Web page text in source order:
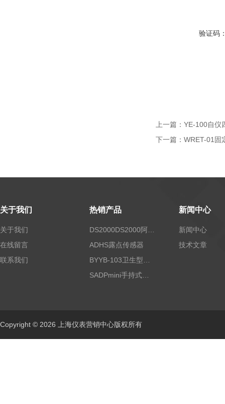
验证码
上一篇： YE-100自仪
下一篇： WRET-01固
关于我们
关于我们
在线留言
联系我们
热销产品
ADHS露点传感器
新闻中心
新闻中心
技术文章
Copyright © 2026 上海仪表营销中心版权所有